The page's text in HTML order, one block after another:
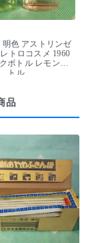
明色 アストリンゼ
トロコスメ 1960
ボトル レモンボ
トル
品